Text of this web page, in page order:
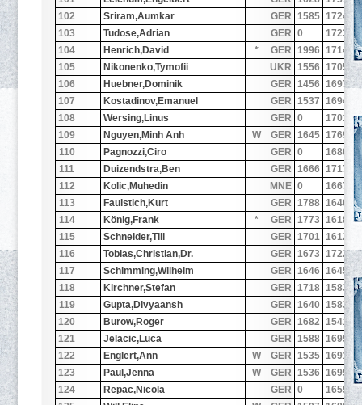
102
Sriram,Aumkar GER 1585 1724
103
Tudose,Adrian GER 0 1723
104
Henrich,David * GER 1996 1714
105
Nikonenko,Tymofii UKR 1556 1705
106
Huebner,Dominik GER 1456 1697
107
Kostadinov,Emanuel GER 1537 1694
108
Wersing,Linus GER 0 1701
109
Nguyen,Minh Anh W GER 1645 1769
110
Pagnozzi,Ciro GER 0 1680
111
Duizendstra,Ben GER 1666 1717
112
Kolic,Muhedin MNE 0 1667
113
Faulstich,Kurt GER 1788 1640
114
König,Frank * GER 1773 1618
115
Schneider,Till GER 1701 1612
116
Tobias,Christian,Dr. GER 1673 1722
117
Schimming,Wilhelm GER 1646 1645
118
Kirchner,Stefan GER 1718 1583
119
Gupta,Divyaansh GER 1640 1583
120
Burow,Roger GER 1682 1541
121
Jelacic,Luca GER 1588 1695
122
Englert,Ann W GER 1535 1691
123
Paul,Jenna W GER 1536 1695
124
Repac,Nicola GER 0 1655